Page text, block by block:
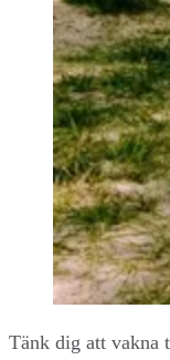
Tänk dig att vakna